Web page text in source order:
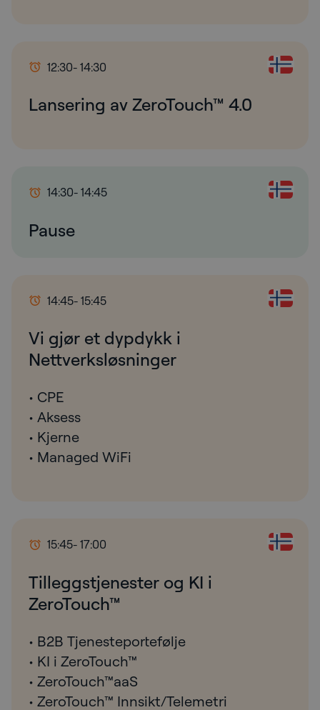
12:30- 14:30
Lansering av ZeroTouch™ 4.0
14:30- 14:45
Pause
14:45- 15:45
Vi gjør et dypdykk i
Nettverksløsninger
• CPE
• Aksess
• Kjerne
• Managed WiFi
15:45- 17:00
Tilleggstjenester og KI i
ZeroTouch™
• B2B Tjenesteportefølje
• KI i ZeroTouch™
• ZeroTouch™aaS
• ZeroTouch™ Innsikt/Telemetri